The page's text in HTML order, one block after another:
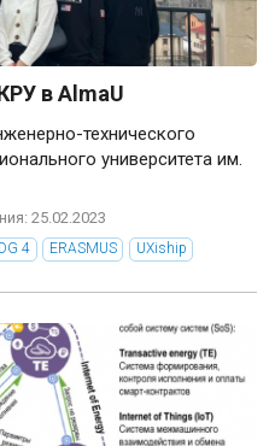
в AlmaU
технического
университета им.
25.02.2023
4 ERASMUS UXiship